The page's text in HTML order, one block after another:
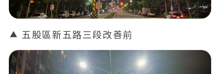
五股區新五路三段改善前